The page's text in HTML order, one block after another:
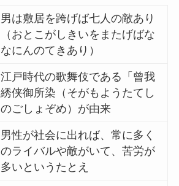
男は敷居を跨げば七人の敵あり
（おとこがしきいをまたげばな
なにんのてきあり）
江戸時代の歌舞伎である「曾我
綉侠御所染（そがもようたてし
のごしょぞめ）が由来
男性が社会に出れば、常に多く
のライバルや敵がいて、苦労が
多いというたとえ